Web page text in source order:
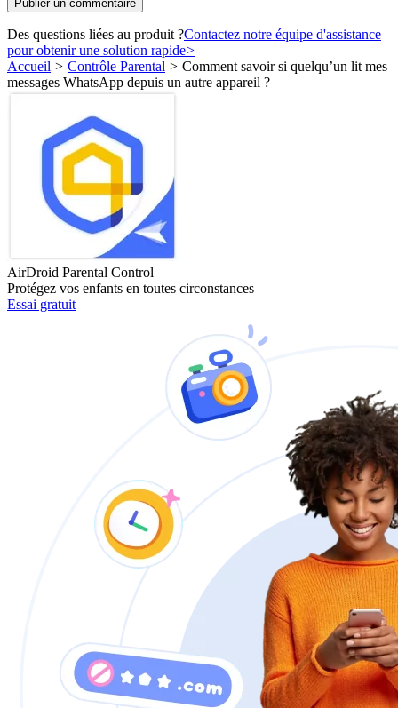
Des questions liées au produit ?Contactez notre équipe d'assistance
pour obtenir une solution rapide>
Accueil > Contrôle Parental > Comment savoir si quelqu’un lit mes
messages WhatsApp depuis un autre appareil ?
AirDroid Parental Control
Protégez vos enfants en toutes circonstances
Essai gratuit